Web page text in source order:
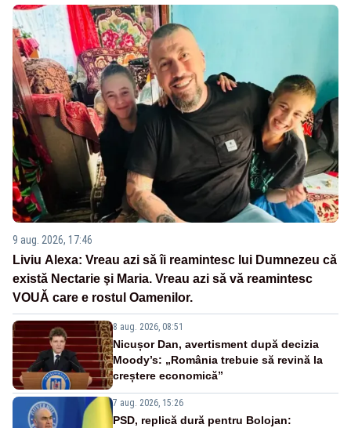
9 aug. 2026, 17:46
Liviu Alexa: Vreau azi sǎ îi reamintesc lui Dumnezeu cǎ
existǎ Nectarie şi Maria. Vreau azi sǎ vǎ reamintesc
VOUǍ care e rostul Oamenilor.
8 aug. 2026, 08:51
Nicușor Dan, avertisment după decizia
Moody’s: „România trebuie să revină la
creștere economică”
7 aug. 2026, 15:26
PSD, replică dură pentru Bolojan: